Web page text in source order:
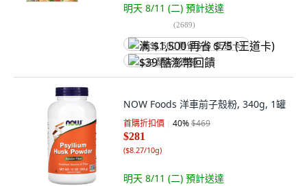
明天 8/11 (二) 預計送達
(2689)
满 $1,500 再省 $75 (王道卡)
$39 酷澎幣回饋
NOW Foods 洋車前子殼粉, 340g, 1罐
首購折扣價 40%$469
$281
($8.27/10g)
明天 8/11 (二) 預計送達